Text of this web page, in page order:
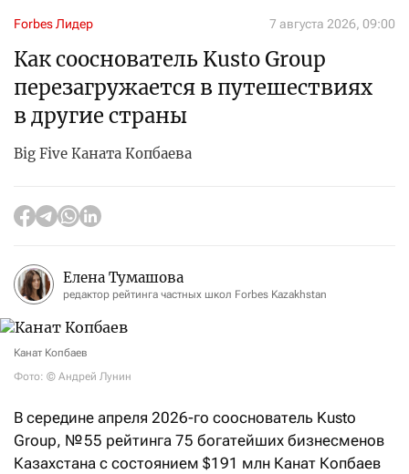
Forbes Лидер 7 августа 2026, 09:00
Как сооснователь Kusto Group
перезагружается в путешествиях
в другие страны
Big Five Каната Копбаева
Елена Тумашова
редактор рейтинга частных школ Forbes Kazakhstan
Канат Копбаев
Фото: © Андрей Лунин
В середине апреля 2026-го сооснователь Kusto
Group, № 55 рейтинга 75 богатейших бизнесменов
Казахстана с состоянием $191 млн Канат Копбаев